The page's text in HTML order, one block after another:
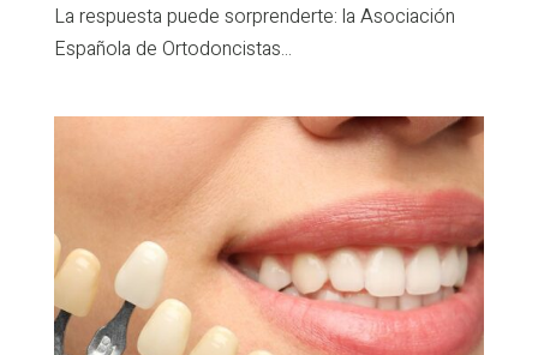
La respuesta puede sorprenderte: la Asociación
Española de Ortodoncistas...